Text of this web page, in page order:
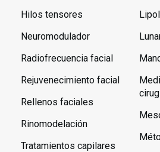
Hilos tensores
Neuromodulador
Radiofrecuencia facial
Rejuvenecimiento facial
Rellenos faciales
Rinomodelación
Tratamientos capilares